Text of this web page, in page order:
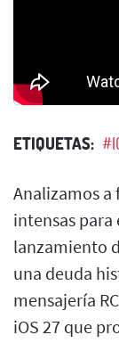
ETIQUETAS:
Analizamos a
intensas para
lanzamiento
una deuda
mensajería
iOS 27 que